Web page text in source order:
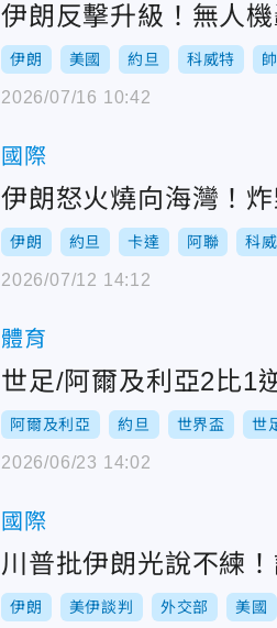
伊朗反擊升級！無人
伊朗 美國 約旦 科威特
2026/07/16 10:42
國際
伊朗怒火燒向海灣！
伊朗 約旦 卡達 阿聯 科
2026/07/12 14:12
體育
世足/阿爾及利亞2比
阿爾及利亞 約旦 世界盃 世
2026/06/23 14:02
國際
川普批伊朗光說不練
伊朗 美伊談判 外交部 美國